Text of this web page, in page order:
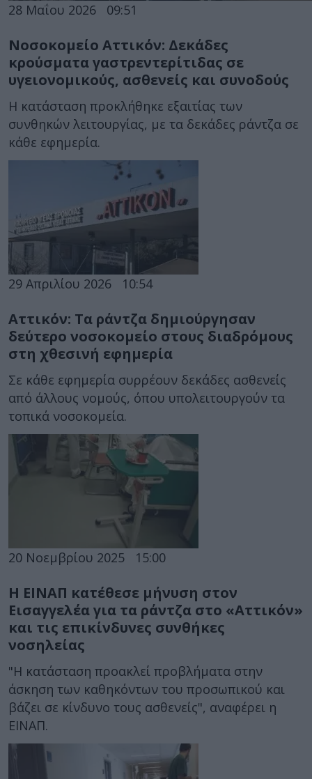
28 Μαΐου 2026 09:51
Νοσοκομείο Αττικόν: Δεκάδες
κρούσματα γαστρεντερίτιδας σε
υγειονομικούς, ασθενείς και συνοδούς
Η κατάσταση προκλήθηκε εξαιτίας των
συνθηκών λειτουργίας, με τα δεκάδες ράντζα σε
κάθε εφημερία.
29 Απριλίου 2026 10:54
Αττικόν: Τα ράντζα δημιούργησαν
δεύτερο νοσοκομείο στους διαδρόμους
στη χθεσινή εφημερία
Σε κάθε εφημερία συρρέουν δεκάδες ασθενείς
από άλλους νομούς, όπου υπολειτουργούν τα
τοπικά νοσοκομεία.
20 Νοεμβρίου 2025 15:00
Η ΕΙΝΑΠ κατέθεσε μήνυση στον
Εισαγγελέα για τα ράντζα στο «Αττικόν»
και τις επικίνδυνες συνθήκες
νοσηλείας
"Η κατάσταση προακλεί προβλήματα στην
άσκηση των καθηκόντων του προσωπικού και
βάζει σε κίνδυνο τους ασθενείς", αναφέρει η
ΕΙΝΑΠ.